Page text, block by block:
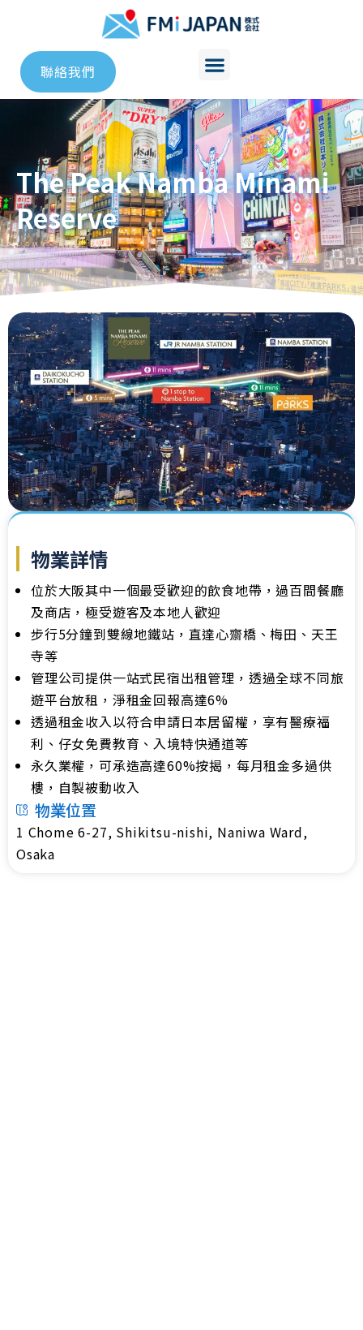
聯絡我們
The Peak Namba Minami
Reserve
物業詳情
位於大阪其中一個最受歡迎的飲食地帶，過百間餐廳
及商店，極受遊客及本地人歡迎
步行5分鐘到雙線地鐵站，直達心齋橋、梅田、天王
寺等
管理公司提供一站式民宿出租管理，透過全球不同旅
遊平台放租，淨租金回報高達6%
透過租金收入以符合申請日本居留權，享有醫療福
利、仔女免費教育、入境特快通道等
永久業權，可承造高達60%按揭，每月租金多過供
樓，自製被動收入
物業位置
1 Chome 6-27, Shikitsu-nishi, Naniwa Ward,
Osaka